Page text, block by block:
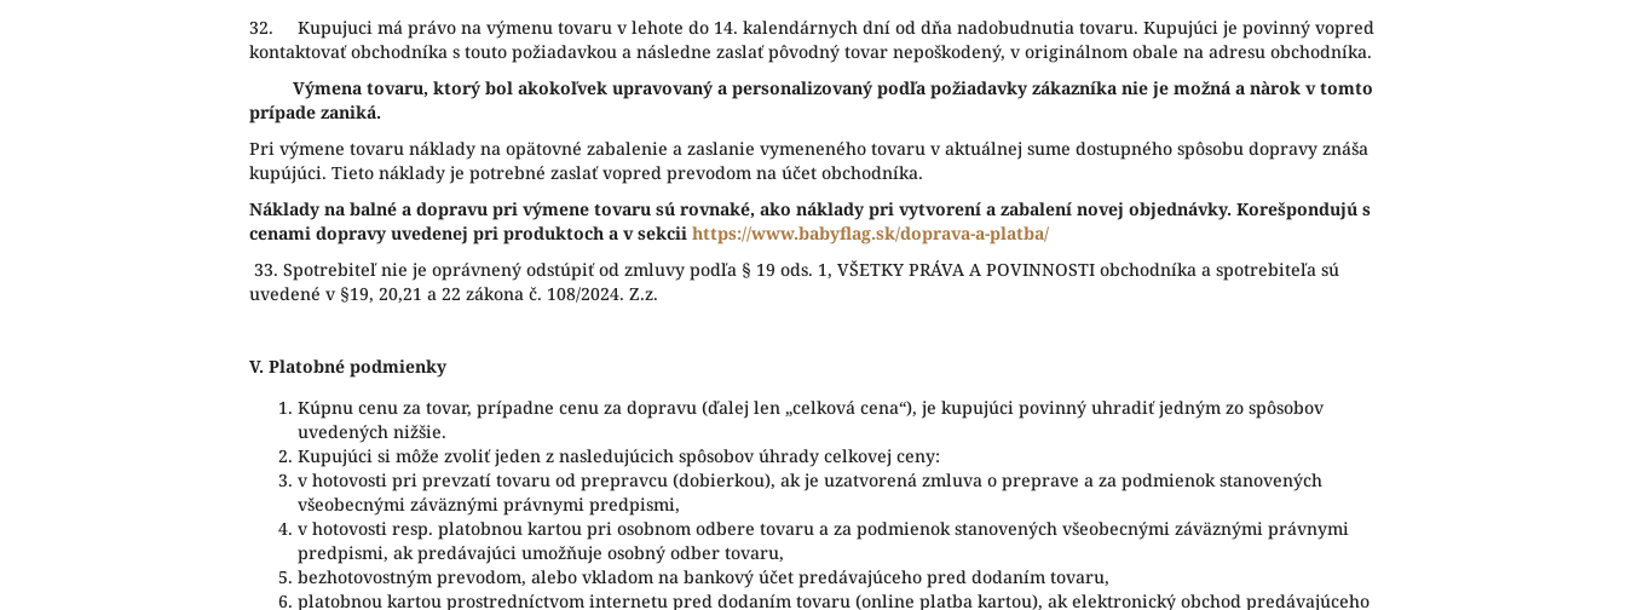
32. Kupujuci má právo na výmenu tovaru v lehote do 14. kalendárnych dní od dňa nadobudnutia tovaru. Kupujúci je povinný vopred
kontaktovať obchodníka s touto požiadavkou a následne zaslať pôvodný tovar nepoškodený, v originálnom obale na adresu obchodníka.
Výmena tovaru, ktorý bol akokoľvek upravovaný a personalizovaný podľa požiadavky zákazníka nie je možná a nàrok v tomto
prípade zaniká.
Pri výmene tovaru náklady na opätovné zabalenie a zaslanie vymeneného tovaru v aktuálnej sume dostupného spôsobu dopravy znáša
kupújúci. Tieto náklady je potrebné zaslať vopred prevodom na účet obchodníka.
Náklady na balné a dopravu pri výmene tovaru sú rovnaké, ako náklady pri vytvorení a zabalení novej objednávky. Korešpondujú s
cenami dopravy uvedenej pri produktoch a v sekcii https://www.babyflag.sk/doprava-a-platba/
33. Spotrebiteľ nie je oprávnený odstúpiť od zmluvy podľa § 19 ods. 1, VŠETKY PRÁVA A POVINNOSTI obchodníka a spotrebiteľa sú
uvedené v §19, 20,21 a 22 zákona č. 108/2024. Z.z.
V. Platobné podmienky
Kúpnu cenu za tovar, prípadne cenu za dopravu (ďalej len „celková cena“), je kupujúci povinný uhradiť jedným zo spôsobov
uvedených nižšie.
Kupujúci si môže zvoliť jeden z nasledujúcich spôsobov úhrady celkovej ceny:
v hotovosti pri prevzatí tovaru od prepravcu (dobierkou), ak je uzatvorená zmluva o preprave a za podmienok stanovených
všeobecnými záväznými právnymi predpismi,
v hotovosti resp. platobnou kartou pri osobnom odbere tovaru a za podmienok stanovených všeobecnými záväznými právnymi
predpismi, ak predávajúci umožňuje osobný odber tovaru,
bezhotovostným prevodom, alebo vkladom na bankový účet predávajúceho pred dodaním tovaru,
platobnou kartou prostredníctvom internetu pred dodaním tovaru (online platba kartou), ak elektronický obchod predávajúceho